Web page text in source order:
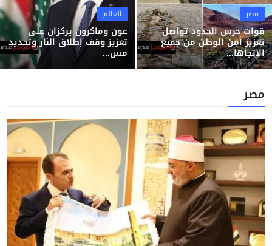
مصر
قوات حرس الحدود تواصل
تعزيز أمن الوطن من جميع
الاتجاها...
العالم
عون وماكرون يركزان على
تعزيز وقف إطلاق النار وتحديد
مس...
مصر